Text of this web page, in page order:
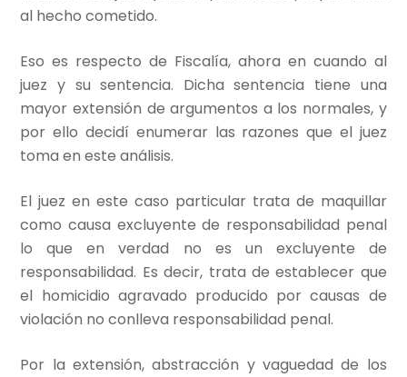
al hecho cometido.
Eso es respecto de Fiscalía, ahora en cuando al
juez y su sentencia. Dicha sentencia tiene una
mayor extensión de argumentos a los normales, y
por ello decidí enumerar las razones que el juez
toma en este análisis.
El juez en este caso particular trata de maquillar
como causa excluyente de responsabilidad penal
lo que en verdad no es un excluyente de
responsabilidad. Es decir, trata de establecer que
el homicidio agravado producido por causas de
violación no conlleva responsabilidad penal.
Por la extensión, abstracción y vaguedad de los